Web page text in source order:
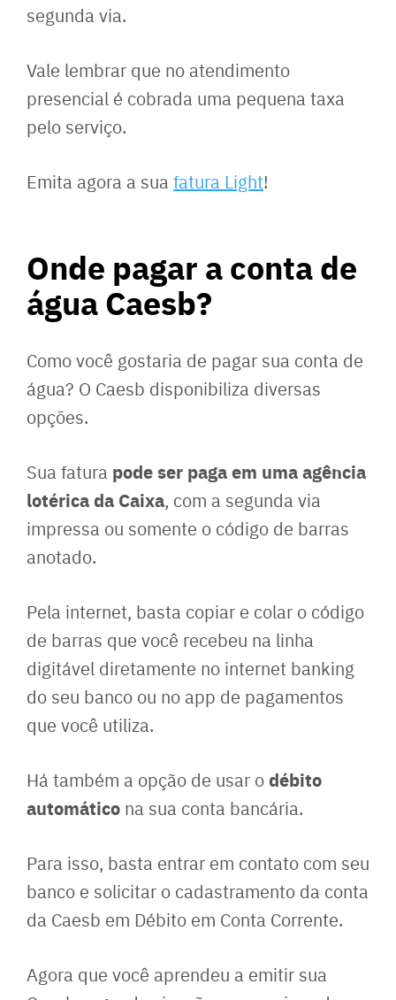
segunda via.
Vale lembrar que no atendimento
presencial é cobrada uma pequena taxa
pelo serviço.
Emita agora a sua fatura Light!
Onde pagar a conta de
água Caesb?
Como você gostaria de pagar sua conta de
água? O Caesb disponibiliza diversas
opções.
Sua fatura pode ser paga em uma agência
lotérica da Caixa, com a segunda via
impressa ou somente o código de barras
anotado.
Pela internet, basta copiar e colar o código
de barras que você recebeu na linha
digitável diretamente no internet banking
do seu banco ou no app de pagamentos
que você utiliza.
Há também a opção de usar o débito
automático na sua conta bancária.
Para isso, basta entrar em contato com seu
banco e solicitar o cadastramento da conta
da Caesb em Débito em Conta Corrente.
Agora que você aprendeu a emitir sua